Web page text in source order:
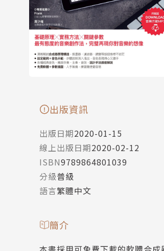
出版資訊
出版日期2020-01-15
線上出版日期2020-02-12
ISBN9789864801039
分級普級
語言繁體中文
簡介